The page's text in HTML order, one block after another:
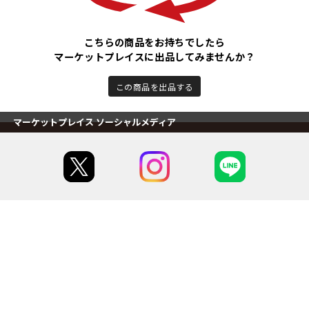
こちらの商品をお持ちでしたら
マーケットプレイスに出品してみませんか？
この商品を出品する
マーケットプレイス ソーシャルメディア